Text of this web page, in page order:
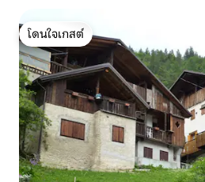
โดนใจเกสต์
โดนใจเกสต์